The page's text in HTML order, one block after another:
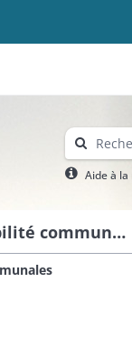
Aide à
2O Administration et comptabilité communales